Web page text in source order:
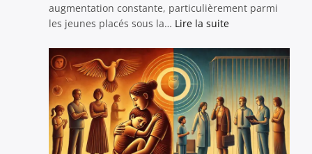
augmentation constante, particulièrement parmi
les jeunes placés sous la… Lire la suite:
surmédication
des
enfants
:
une
problématique
majeure